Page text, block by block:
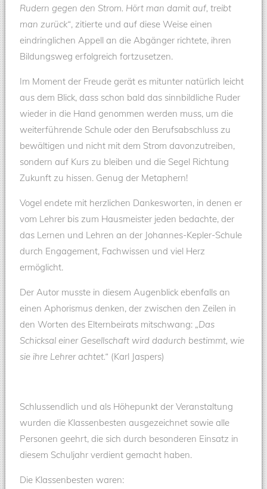
Rudern gegen den Strom. Hört man damit auf, treibt
man zurück“, zitierte und auf diese Weise einen
eindringlichen Appell an die Abgänger richtete, ihren
Bildungsweg erfolgreich fortzusetzen.
Im Moment der Freude gerät es mitunter natürlich leicht
aus dem Blick, dass schon bald das sinnbildliche Ruder
wieder in die Hand genommen werden muss, um die
weiterführende Schule oder den Berufsabschluss zu
bewältigen und nicht mit dem Strom davonzutreiben,
sondern auf Kurs zu bleiben und die Segel Richtung
Zukunft zu hissen. Genug der Metaphern!
Vogel endete mit herzlichen Dankesworten, in denen er
vom Lehrer bis zum Hausmeister jeden bedachte, der
das Lernen und Lehren an der Johannes-Kepler-Schule
durch Engagement, Fachwissen und viel Herz
ermöglicht.
Der Autor musste in diesem Augenblick ebenfalls an
einen Aphorismus denken, der zwischen den Zeilen in
den Worten des Elternbeirats mitschwang: „Das
Schicksal einer Gesellschaft wird dadurch bestimmt, wie
sie ihre Lehrer achtet.“ (Karl Jaspers)
Schlussendlich und als Höhepunkt der Veranstaltung
wurden die Klassenbesten ausgezeichnet sowie alle
Personen geehrt, die sich durch besonderen Einsatz in
diesem Schuljahr verdient gemacht haben.
Die Klassenbesten waren: